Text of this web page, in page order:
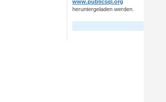
www.publicsql.org
heruntergeladen werden.